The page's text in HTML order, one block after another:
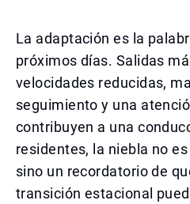
La adaptación es la
próximos días. Salidas
velocidades reducidas,
seguimiento y una
contribuyen a una
residentes, la niebla no
sino un recordatorio de
transición estacional